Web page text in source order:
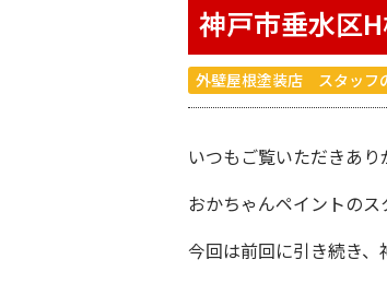
神戸市垂水区
外壁屋根塗装店 スタッフ
いつもご覧いただきあり
おかちゃんペイントのス
今回は前回に引き続き、